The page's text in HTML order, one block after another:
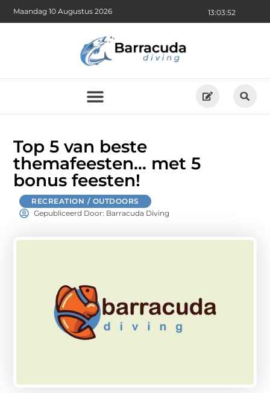
13:03:54
Maandag 10 Augustus 2026
Top 5 van beste
themafeesten… met 5
bonus feesten!
RECREATION / OUTDOORS
Gepubliceerd Door: Barracuda Diving